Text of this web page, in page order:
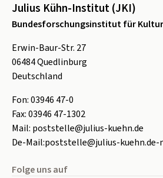
Julius Kühn-Institut (JKI)
Bundesforschungsinstitut für
Erwin-Baur-Str. 27
06484Quedlinburg
Deutschland
Fon:03946 47-0
Fax:03946 47-1302
Mail: poststelle@julius-kuehn.de
De-Mail:poststelle@julius-kuehn.de-
Folge uns auf